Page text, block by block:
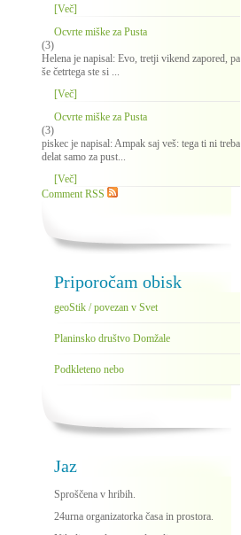
[Več]
Ocvrte miške za Pusta
(3)
Helena je napisal: Evo, tretji vikend zapored, pa
še četrtega ste si ...
[Več]
Ocvrte miške za Pusta
(3)
piskec je napisal: Ampak saj veš: tega ti ni treba
delat samo za pust...
[Več]
Comment RSS
Priporočam obisk
geoStik / povezan v Svet
Planinsko društvo Domžale
Podkleteno nebo
Jaz
Sproščena v hribih.
24urna organizatorka časa in prostora.